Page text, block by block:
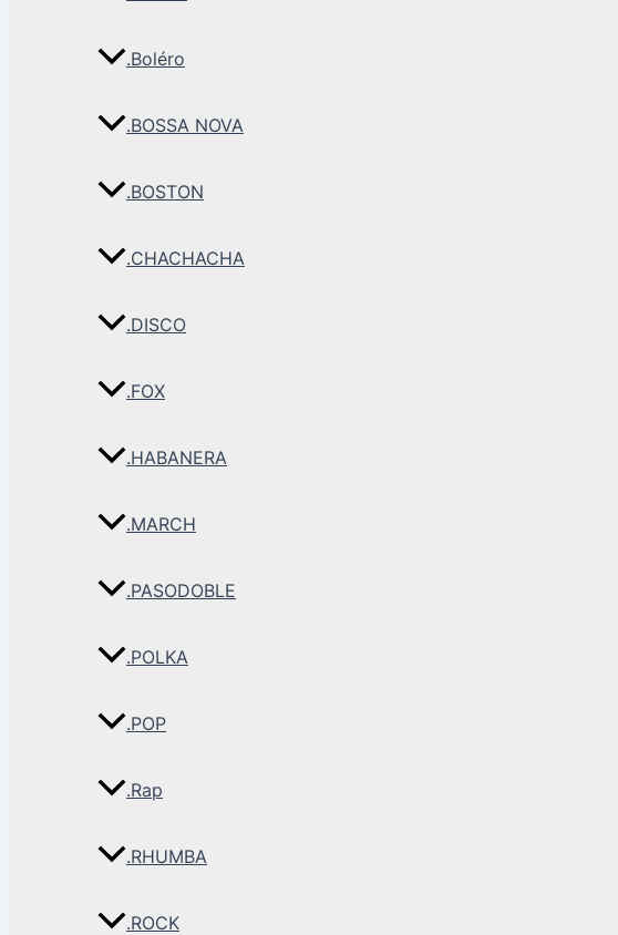
.Boléro
.BOSSA NOVA
.BOSTON
.CHACHACHA
.DISCO
.FOX
.HABANERA
.MARCH
.PASODOBLE
.POLKA
.POP
.Rap
.RHUMBA
.ROCK